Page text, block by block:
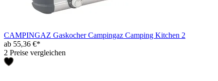
CAMPINGAZ Gaskocher Campingaz Camping Kitchen 2
ab 55,36 €*
2 Preise vergleichen